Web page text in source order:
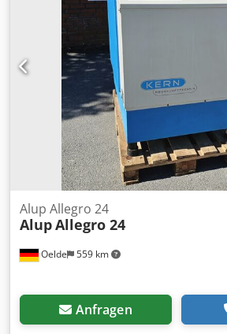
Oelde 559 km
Alup Allegro 24
AlupAllegro 24
Anfragen